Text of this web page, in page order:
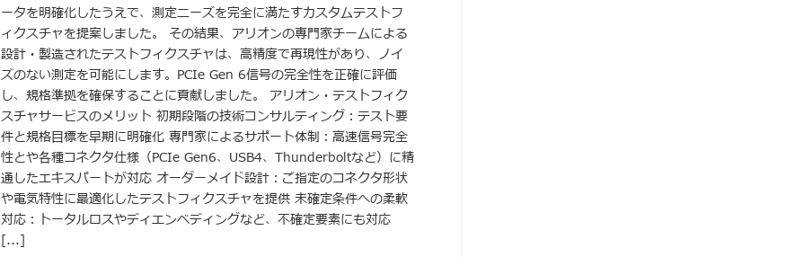
ータを明確化したうえで、測定ニーズを完全に満たすカスタムテストフ
ィクスチャを提案しました。 その結果、アリオンの専門家チームによる
設計・製造されたテストフィクスチャは、高精度で再現性があり、ノイ
ズのない測定を可能にします。PCIe Gen 6信号の完全性を正確に評価
し、規格準拠を確保することに貢献しました。 アリオン・テストフィク
スチャサービスのメリット 初期段階の技術コンサルティング：テスト要
件と規格目標を早期に明確化 専門家によるサポート体制：高速信号完全
性とや各種コネクタ仕様（PCIe Gen6、USB4、Thunderboltなど）に精
通したエキスパートが対応 オーダーメイド設計：ご指定のコネクタ形状
や電気特性に最適化したテストフィクスチャを提供 未確定条件への柔軟
対応：トータルロスやディエンベディングなど、不確定要素にも対応
[...]